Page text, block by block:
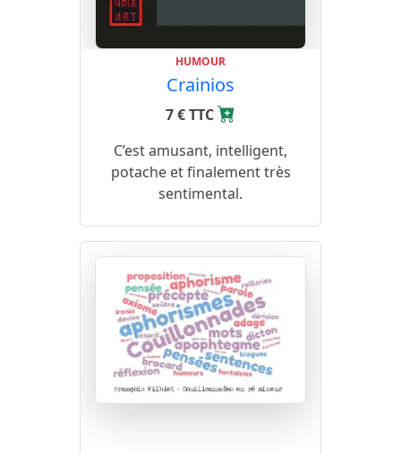
HUMOUR
Crainios
7 € TTC
C’est amusant, intelligent,
potache et finalement très
sentimental.